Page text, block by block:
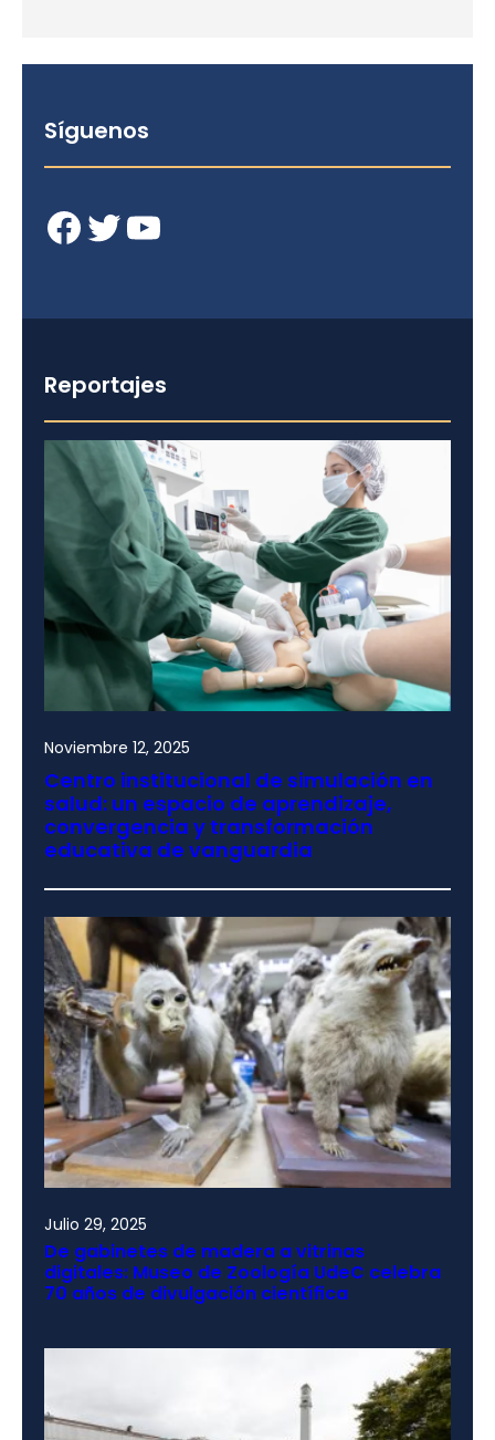
Síguenos
Facebook Twitter YouTube
Reportajes
Noviembre 12, 2025
Centro institucional de simulación en
salud: un espacio de aprendizaje,
convergencia y transformación
educativa de vanguardia
Julio 29, 2025
De gabinetes de madera a vitrinas
digitales: Museo de Zoología UdeC celebra
70 años de divulgación científica